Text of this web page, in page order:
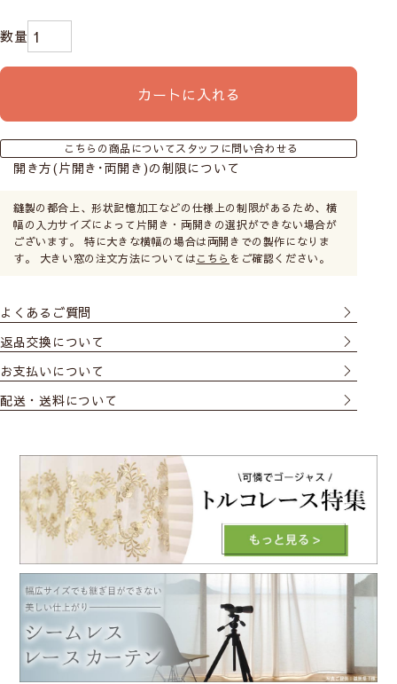
カートに入れる
こちらの商品についてスタッフに問い合わせる
開き方(片開き･両開き)の制限について
縫製の都合上、形状記憶加工などの仕様上の制限があるため、横
幅の入力サイズによって片開き・両開きの選択ができない場合が
ございます。 特に大きな横幅の場合は両開きでの製作になりま
す。 大きい窓の注文方法についてはこちら をご確認ください。
よくあるご質問
返品交換について
お支払いについて
配送・送料について